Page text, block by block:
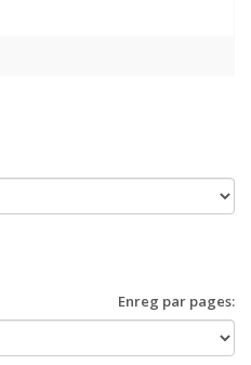
Enreg par pages: